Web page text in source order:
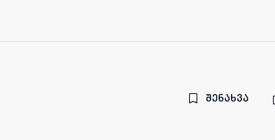
შენახვა